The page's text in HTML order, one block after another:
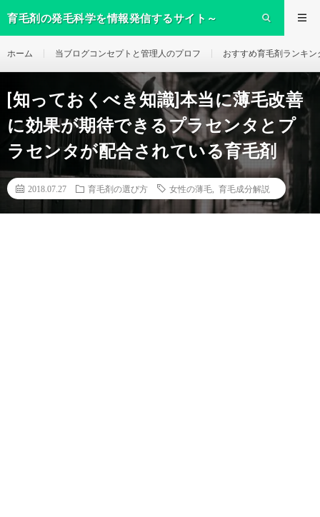
育毛剤の発毛科学を情報発信するサイト～
ホーム 当ブログコンセプトと管理人のプロフ おすすめ育毛剤ランキン
[知っておくべき知識]本当に薄毛改善
に効果が期待できるプラセンタとプ
ラセンタが配合されている育毛剤
2018.07.27 育毛剤の選び方 女性の薄毛 育毛成分解説